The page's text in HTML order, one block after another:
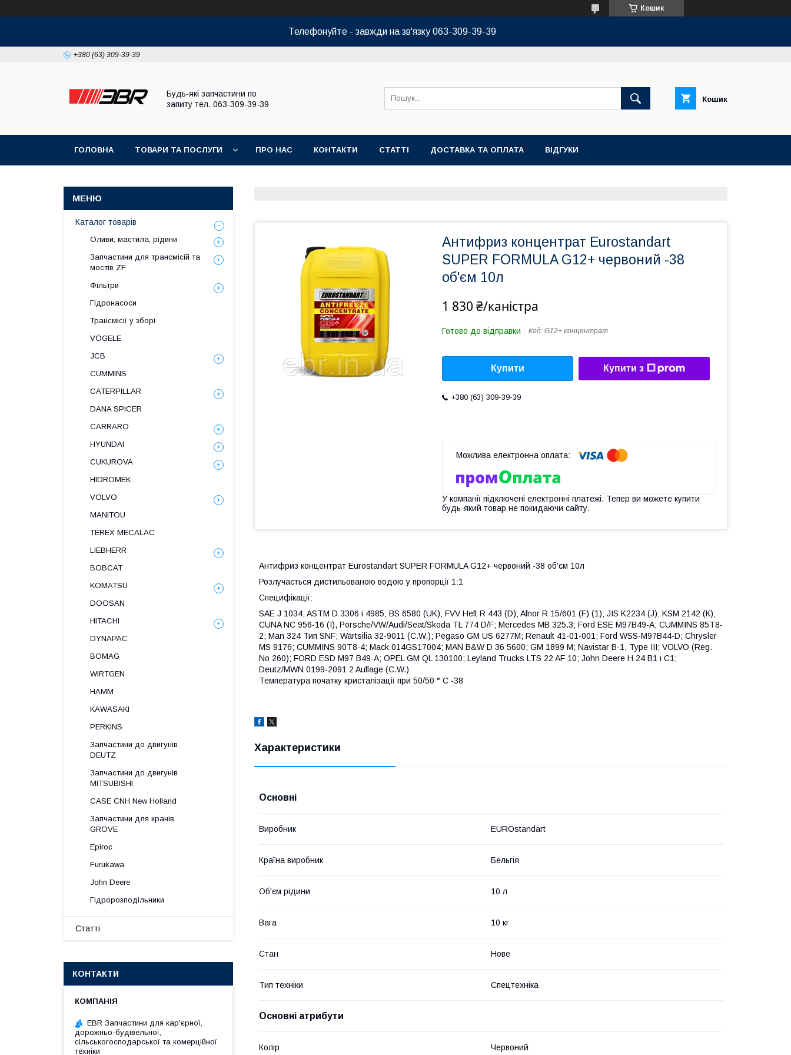
Кошик
Телефонуйте - завжди на зв'язку 063-309-39-39
+380 (63) 309-39-39
Будь-які запчастини по
запиту тел. 063-309-39-39
Кошик
ГОЛОВНА ТОВАРИ ТА ПОСЛУГИ ПРО НАС КОНТАКТИ СТАТТІ ДОСТАВКА ТА ОПЛАТА ВІДГУКИ
Антифриз концентрат Eurostandart
SUPER FORMULA G12+ червоний -38
об'єм 10л
1 830 ₴/каністра
Готово до відправки Код: G12+ концентрат
Купити Купити з
+380 (63) 309-39-39
У компанії підключені електронні платежі. Тепер ви можете купити
будь-який товар не покидаючи сайту.
Антифриз концентрат Eurostandart SUPER FORMULA G12+ червоний -38 об'єм 10л
Розлучається дистильованою водою у пропорції 1:1
Специфікації:
SAE J 1034; ASTM D 3306 і 4985; BS 6580 (UK); FVV Heft R 443 (D); Afnor R 15/601 (F) (1); JIS K2234 (J); KSM 2142 (К);
CUNA NC 956-16 (I), Porsche/VW/Audi/Seat/Skoda TL 774 D/F; Mercedes MB 325.3; Ford ESE M97B49-A; CUMMINS 85T8-
2; Man 324 Тип SNF; Wartsilia 32-9011 (C.W.); Pegaso GM US 6277M; Renault 41-01-001; Ford WSS-M97B44-D; Chrysler
MS 9176; CUMMINS 90T8-4; Mack 014GS17004; MAN B&W D 36 5600; GM 1899 M; Navistar B-1, Type III; VOLVO (Reg.
No 260); FORD ESD M97 B49-A; OPEL GM QL 130100; Leyland Trucks LTS 22 AF 10; John Deere H 24 B1 і C1;
Deutz/MWN 0199-2091 2 Auflage (C.W.)
Температура початку кристалізації при 50/50 ° С -38
Характеристики
Основні
Виробник EUROstandart
Країна виробник Бельгія
Об'єм рідини 10 л
Вага 10 кг
Стан Нове
Тип техніки Спецтехніка
Основні атрибути
Колір Червоний
Каталог товарів
Оливи, мастила, рідини
Запчастини для трансмісій та
мостів ZF
Фільтри
Гідронасоси
Трансмісії у зборі
VÖGELE
JCB
CUMMINS
CATERPILLAR
DANA SPICER
СARRARO
HYUNDAI
CUKUROVA
HIDROMEK
VOLVO
MANITOU
TEREX MECALAC
LIEBHERR
BOBCAT
KOMATSU
DOOSAN
HITACHI
DYNAPAC
BOMAG
WIRTGEN
HAMM
KAWASAKI
PERKINS
Запчастини до двигунів
DEUTZ
Запчастини до двигунів
MITSUBISHI
CASE CNH New Holland
Запчастини для кранів
GROVE
Epiroc
Furukawa
John Deere
Гідророзподільники
Статті
КОНТАКТИ
EBR Запчастини для кар'єрної,
дорожньо-будівельної,
сільськогосподарської та комерційної
техніки